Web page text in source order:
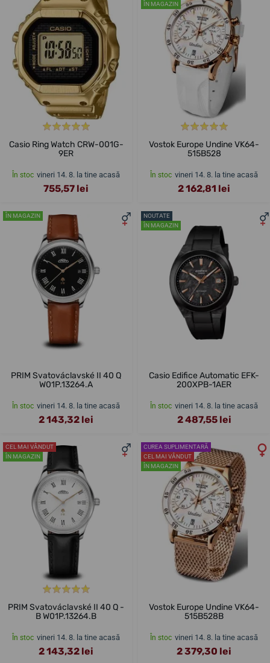
Casio Ring Watch CRW-001G-
9ER
În stoc vineri 14. 8. la tine acasă
755,57 lei
ÎN MAGAZIN
Vostok Europe Undine VK64-
515B528
În stoc vineri 14. 8. la tine acasă
2 162,81 lei
ÎN MAGAZIN
PRIM Svatováclavské II 40 Q
W01P.13264.A
În stoc vineri 14. 8. la tine acasă
2 143,32 lei
NOUTATE
ÎN MAGAZIN
Casio Edifice Automatic EFK-
200XPB-1AER
În stoc vineri 14. 8. la tine acasă
2 487,55 lei
CEL MAI VÂNDUT
ÎN MAGAZIN
PRIM Svatováclavské II 40 Q -
B W01P.13264.B
În stoc vineri 14. 8. la tine acasă
2 143,32 lei
CUREA SUPLIMENTARĂ
CEL MAI VÂNDUT
ÎN MAGAZIN
Vostok Europe Undine VK64-
515B528B
În stoc vineri 14. 8. la tine acasă
2 379,30 lei